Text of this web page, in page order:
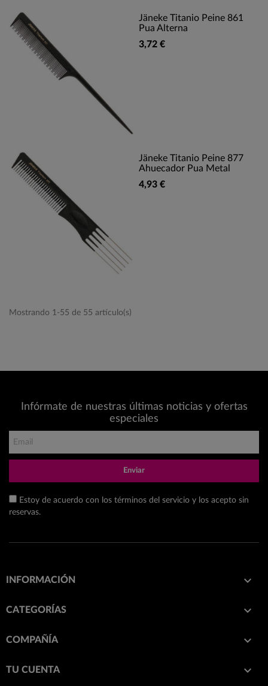
Jäneke Titanio Peine 861
Pua Alterna
3,72 €
Jäneke Titanio Peine 877
Ahuecador Pua Metal
4,93 €
Mostrando 1-55 de 55 artículo(s)
Infórmate de nuestras últimas noticias y ofertas
especiales
Enviar
Estoy de acuerdo con los términos del servicio y los acepto sin
reservas.
INFORMACIÓN 
CATEGORÍAS 
COMPAÑÍA 
TU CUENTA 